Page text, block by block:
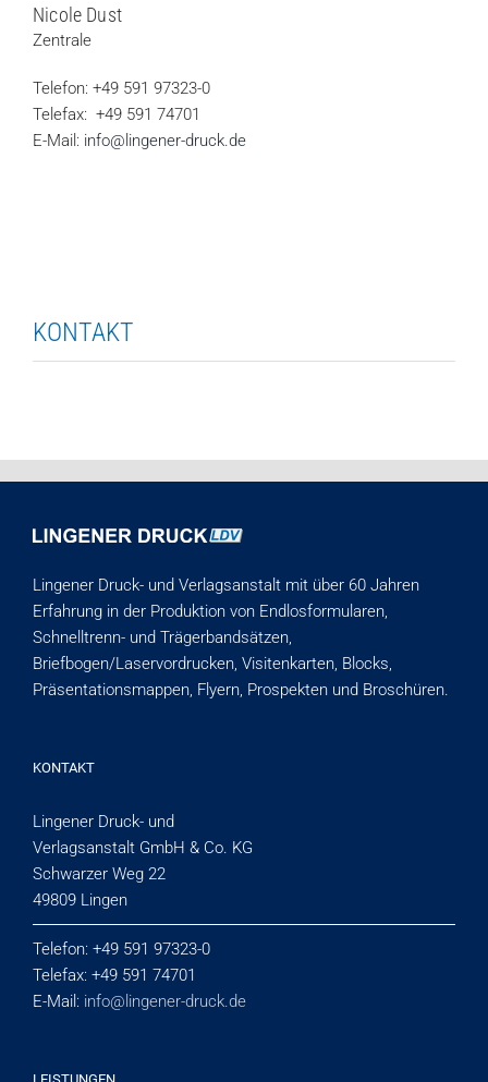
Nicole Dust
Zentrale
Telefon: +49 591 97323-0
Telefax: +49 591 74701
E-Mail: info@lingener-druck.de
KONTAKT
Lingener Druck- und Verlagsanstalt mit über 60 Jahren
Erfahrung in der Produktion von Endlosformularen,
Schnelltrenn- und Trägerbandsätzen,
Briefbogen/Laservordrucken, Visiten­karten, Blocks,
Präsentationsmappen, Flyern, Prospekten und Broschüren.
KONTAKT
Lingener Druck- und
Verlagsanstalt GmbH & Co. KG
Schwarzer Weg 22
49809 Lingen
Telefon: +49 591 97323-0
Telefax: +49 591 74701
E-Mail: info@lingener-druck.de